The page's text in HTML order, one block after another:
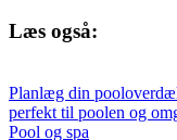
Læs også:
Planlæg din
perfekt til poolen og
Pool og spa